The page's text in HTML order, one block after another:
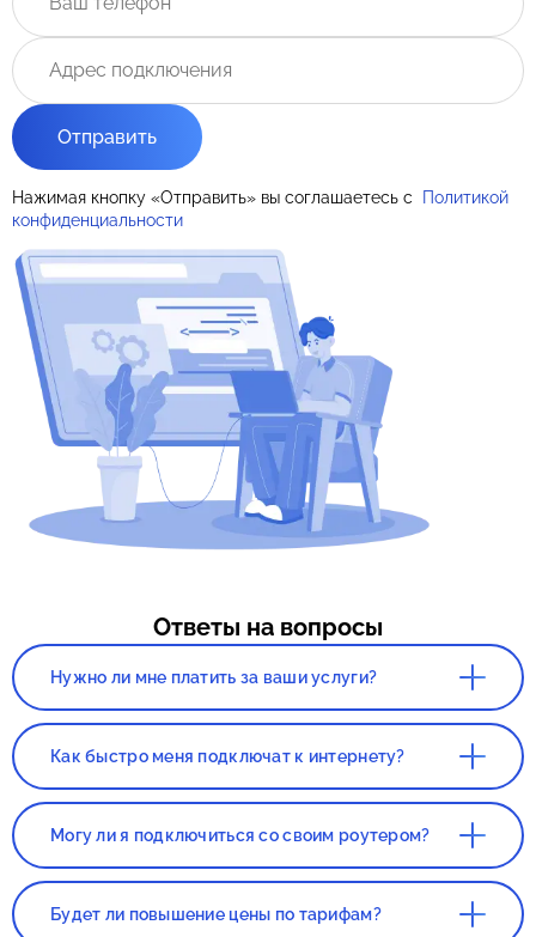
Отправить
Нажимая кнопку «Отправить» вы соглашаетесь с
Политикой
конфиденциальности
Ответы на вопросы
Нужно ли мне платить за ваши услуги?
Нет. Сервис, а так же консультация со
Как быстро меня подключат к интернету?
Все зависит от нагруженности вашего
подключают в течении 1-2 дней с момента
Могу ли я подключиться со своим роутером?
Да, вы сможете подключиться со своим
приобретаться в магазине, если
Будет ли повышение цены по тарифам?